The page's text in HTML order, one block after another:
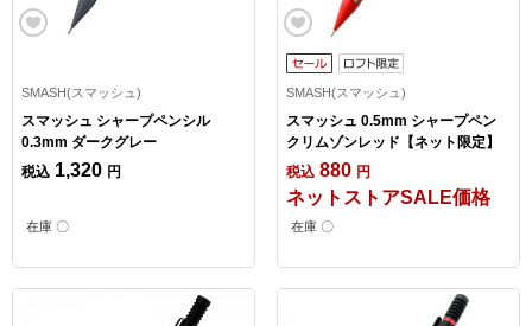
SMASH(スマッシュ)
スマッシュ シャープペンシル
0.3mm ダークグレー
税込 1,320 円
在庫 〇
SMASH(スマッシュ)
スマッシュ 0.5mm シャープペン
クリムゾンレッド【ネット限定】
税込 880 円
ネットストアSALE価格
在庫 〇